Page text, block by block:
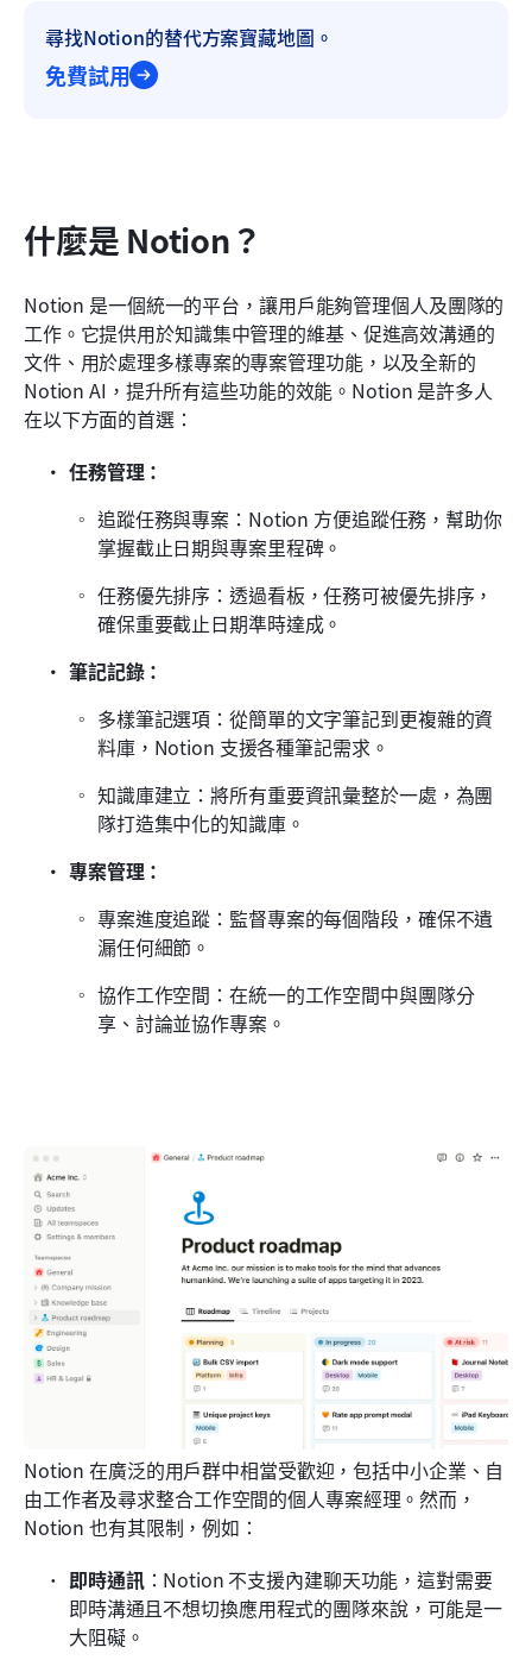
尋找Notion的替代方案寶藏地圖。
免費試用
什麼是 Notion？
Notion 是一個統一的平台，讓用戶能夠管理個人及團隊的
工作。它提供用於知識集中管理的維基、促進高效溝通的
文件、用於處理多樣專案的專案管理功能，以及全新的
Notion AI，提升所有這些功能的效能。Notion 是許多人
在以下方面的首選：
任務管理：
追蹤任務與專案：Notion 方便追蹤任務，幫助你
掌握截止日期與專案里程碑。
任務優先排序：透過看板，任務可被優先排序，
確保重要截止日期準時達成。
筆記記錄：
多樣筆記選項：從簡單的文字筆記到更複雜的資
料庫，Notion 支援各種筆記需求。
知識庫建立：將所有重要資訊彙整於一處，為團
隊打造集中化的知識庫。
專案管理：
專案進度追蹤：監督專案的每個階段，確保不遺
漏任何細節。
協作工作空間：在統一的工作空間中與團隊分
享、討論並協作專案。
Notion 在廣泛的用戶群中相當受歡迎，包括中小企業、自
由工作者及尋求整合工作空間的個人專案經理。然而，
Notion 也有其限制，例如：
即時通訊：Notion 不支援內建聊天功能，這對需要
即時溝通且不想切換應用程式的團隊來說，可能是一
大阻礙。